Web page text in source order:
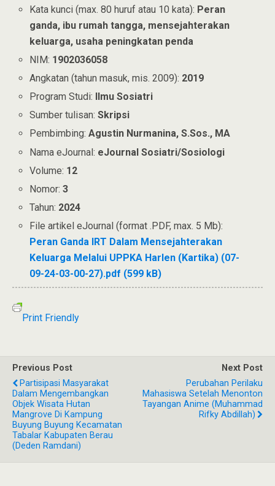
Kata kunci (max. 80 huruf atau 10 kata): Peran
ganda, ibu rumah tangga, mensejahterakan
keluarga, usaha peningkatan penda
NIM: 1902036058
Angkatan (tahun masuk, mis. 2009): 2019
Program Studi: Ilmu Sosiatri
Sumber tulisan:Skripsi
Pembimbing:Agustin Nurmanina, S.Sos., MA
Nama eJournal: eJournal Sosiatri/Sosiologi
Volume: 12
Nomor:3
Tahun: 2024
File artikel eJournal (format .PDF, max. 5 Mb):
Peran Ganda IRT Dalam Mensejahterakan
Keluarga Melalui UPPKA Harlen (Kartika) (07-
09-24-03-00-27).pdf (599 kB)
Print Friendly
Previous Post
Partisipasi Masyarakat
Dalam Mengembangkan
Objek Wisata Hutan
Mangrove Di Kampung
Buyung Buyung Kecamatan
Tabalar Kabupaten Berau
(Deden Ramdani)
Next Post
Perubahan Perilaku
Mahasiswa Setelah Menonton
Tayangan Anime (Muhammad
Rifky Abdillah)